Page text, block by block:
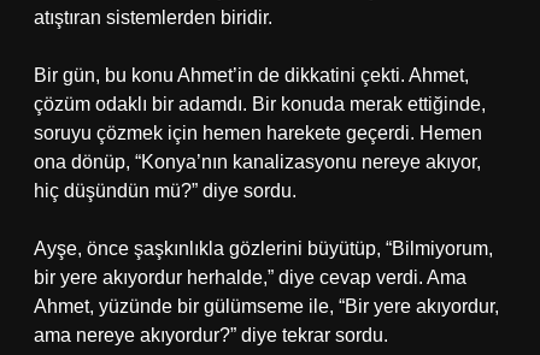
atıştıran sistemlerden biridir.
Bir gün, bu konu Ahmet’in de dikkatini çekti. Ahmet,
çözüm odaklı bir adamdı. Bir konuda merak ettiğinde,
soruyu çözmek için hemen harekete geçerdi. Hemen
ona dönüp, “Konya’nın kanalizasyonu nereye akıyor,
hiç düşündün mü?” diye sordu.
Ayşe, önce şaşkınlıkla gözlerini büyütüp, “Bilmiyorum,
bir yere akıyordur herhalde,” diye cevap verdi. Ama
Ahmet, yüzünde bir gülümseme ile, “Bir yere akıyordur,
ama nereye akıyordur?” diye tekrar sordu.